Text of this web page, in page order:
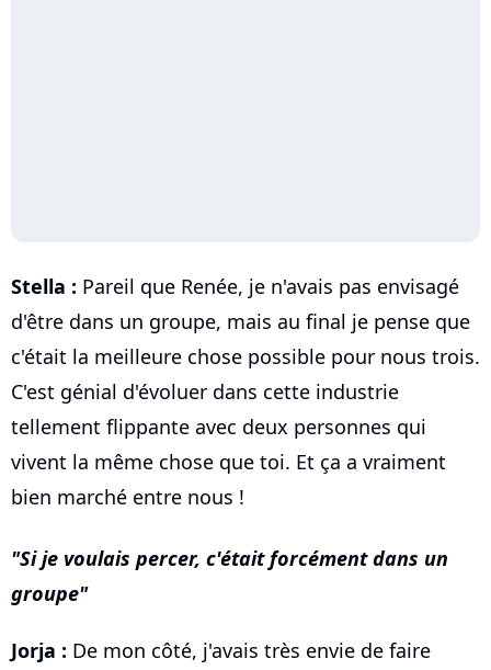
Stella : Pareil que Renée, je n'avais pas envisagé
d'être dans un groupe, mais au final je pense que
c'était la meilleure chose possible pour nous trois.
C'est génial d'évoluer dans cette industrie
tellement flippante avec deux personnes qui
vivent la même chose que toi. Et ça a vraiment
bien marché entre nous !
Si je voulais percer, c'était forcément dans un
groupe
Jorja : De mon côté, j'avais très envie de faire